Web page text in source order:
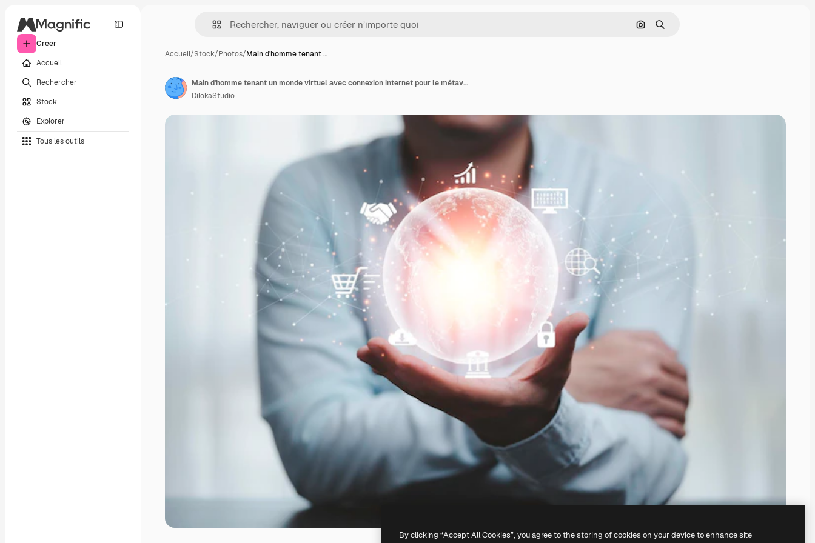
Créer
Accueil
Rechercher
Stock
Explorer
Tous les outils
Rechercher par image
Rechercher
Accueil/Stock/Photos/Main d'homme tenant …
Main d'homme tenant un monde virtuel avec connexion internet pour le métaverse Global business marketing et banking financial pass thru application technology concept
DilokaStudio
By clicking “Accept All Cookies”, you agree to the storing of cookies on your device to enhance site